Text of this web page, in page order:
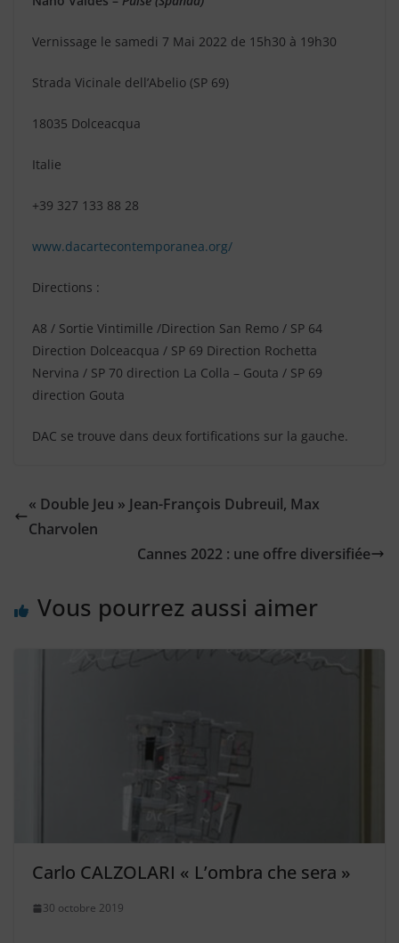
Vernissage le samedi 7 Mai 2022 de 15h30 à 19h30
Strada Vicinale dell’Abelio (SP 69)
18035 Dolceacqua
Italie
+39 327 133 88 28
www.dacartecontemporanea.org/
Directions :
A8 / Sortie Vintimille /Direction San Remo / SP 64
Direction Dolceacqua / SP 69 Direction Rochetta
Nervina / SP 70 direction La Colla – Gouta / SP 69
direction Gouta
DAC se trouve dans deux fortifications sur la gauche.
« Double Jeu » Jean-François Dubreuil, Max
Charvolen
Cannes 2022 : une offre diversifiée
Vous pourrez aussi aimer
Carlo CALZOLARI « L’ombra che sera »
30 octobre 2019